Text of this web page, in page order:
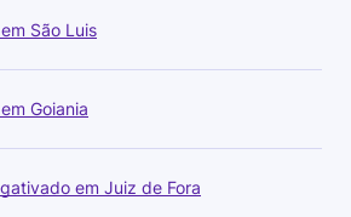
São Luis
Goiania
em Juiz de Fora